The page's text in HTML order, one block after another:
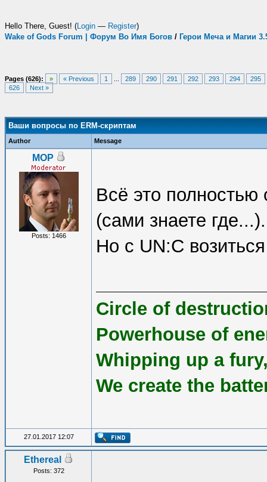
Hello There, Guest! (Login — Register)
Wake of Gods Forum | Форум Во Имя Богов / Герои Меча и Магии
Pages (626): » « Previous 1 289 290 291 292 293 294
295
626
Next »
Ваши вопросы по ERM-скриптам
Author Message
MOP
Posts: 1466
Всё это
(сами знаете где...).
Но с UN:C
Circle of
Powerhouse of
Whipping up a
We create the
27.01.2017 12:07
Ethereal
Posts: 372